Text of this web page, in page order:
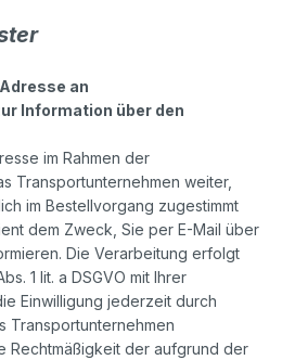
an
Information über den
im Rahmen der
Transportunternehmen weiter,
im Bestellvorgang zugestimmt
dem Zweck, Sie per E-Mail über
Die Verarbeitung erfolgt
1 lit. a DSGVO mit Ihrer
Einwilligung jederzeit durch
Transportunternehmen
Rechtmäßigkeit der aufgrund der